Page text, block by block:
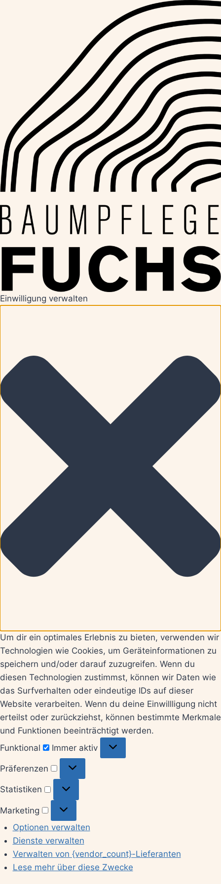
Einwilligung verwalten
Um dir ein optimales Erlebnis zu bieten, verwenden wir
Technologien wie Cookies, um Geräteinformationen zu
speichern und/oder darauf zuzugreifen. Wenn du
diesen Technologien zustimmst, können wir Daten wie
das Surfverhalten oder eindeutige IDs auf dieser
Website verarbeiten. Wenn du deine Einwillligung nicht
erteilst oder zurückziehst, können bestimmte Merkmale
und Funktionen beeinträchtigt werden.
Funktional
Funktional
Immer aktiv
Präferenzen Präferenzen
Statistiken Statistiken
Marketing Marketing
Optionen verwalten
Dienste verwalten
Verwalten von {vendor_count}-Lieferanten
Lese mehr über diese Zwecke